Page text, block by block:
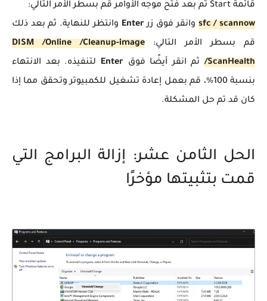
قائمة Start ثم بعد فتح موجه الأوامر قم بسطر الأمر التالي:
sfc / scannow وانقر فوق زرEnter وانتظر للنهاية. ثم بعد ذلك
قم بسطر الأمر التالي: DISM /Online /Cleanup-image
/ScanHealthثم انقر أيضًا فوقEnter
لتنفيذه. بعد الانتهاء
بنسبة 100%، قم بعمل إعادة تشغيل للكمبيوتر وتحقق مما إذا
كان قد تم حل المشكلة.
الحل الثامن عشر: إزالة البرامج التي
قمت بتثبيتها مؤخرًا